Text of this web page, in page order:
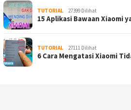
TUTORIAL 27399 Dilihat
15 Aplikasi Bawaan Xiaomi
TUTORIAL 27111 Dilihat
6 Cara Mengatasi Xiaomi